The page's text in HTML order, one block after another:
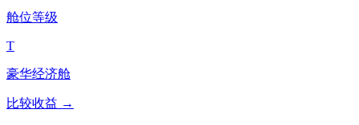
舱位等级
T
豪华经济舱
比较收益 →